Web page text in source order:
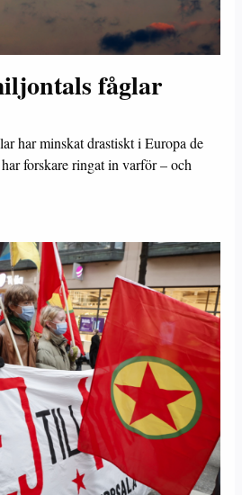
fåglar
har minskat drastiskt i Europa de
forskare ringat in varför – och